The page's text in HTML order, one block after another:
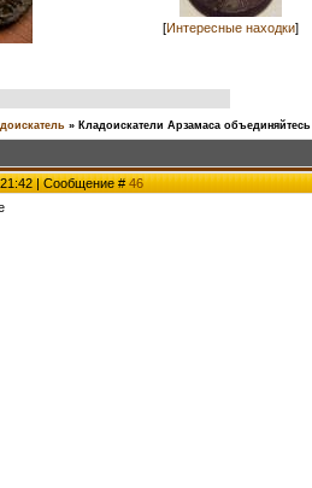
[Интересные находки]
» Кладоискатели Арзамаса объединяйтесь
21:42 | Сообщение #46